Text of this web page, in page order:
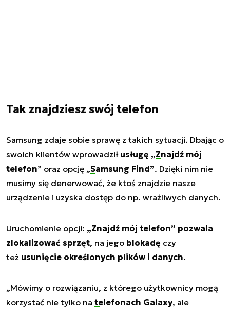
Tak znajdziesz swój telefon
Samsung zdaje sobie sprawę z takich sytuacji. Dbając o
swoich klientów wprowadził usługę „Znajdź mój
telefon” oraz opcję „Samsung Find”. Dzięki nim nie
musimy się denerwować, że ktoś znajdzie nasze
urządzenie i uzyska dostęp do np. wrażliwych danych.
Uruchomienie opcji: „Znajdź mój telefon” pozwala
zlokalizować sprzęt, na jego blokadę czy
też usunięcie określonych plików i danych.
„Mówimy o rozwiązaniu, z którego użytkownicy mogą
korzystać nie tylko na telefonach Galaxy, ale